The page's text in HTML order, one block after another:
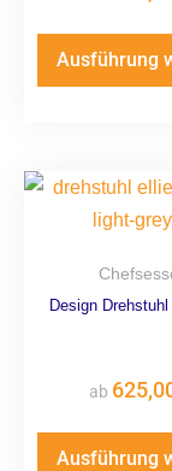
Ausführung
Design
ab
Ausführung